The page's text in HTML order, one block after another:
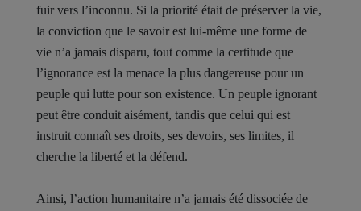
fuir vers l’inconnu. Si la priorité était de préserver la vie,
la conviction que le savoir est lui-même une forme de
vie n’a jamais disparu, tout comme la certitude que
l’ignorance est la menace la plus dangereuse pour un
peuple qui lutte pour son existence. Un peuple ignorant
peut être conduit aisément, tandis que celui qui est
instruit connaît ses droits, ses devoirs, ses limites, il
cherche la liberté et la défend.
Ainsi, l’action humanitaire n’a jamais été dissociée de